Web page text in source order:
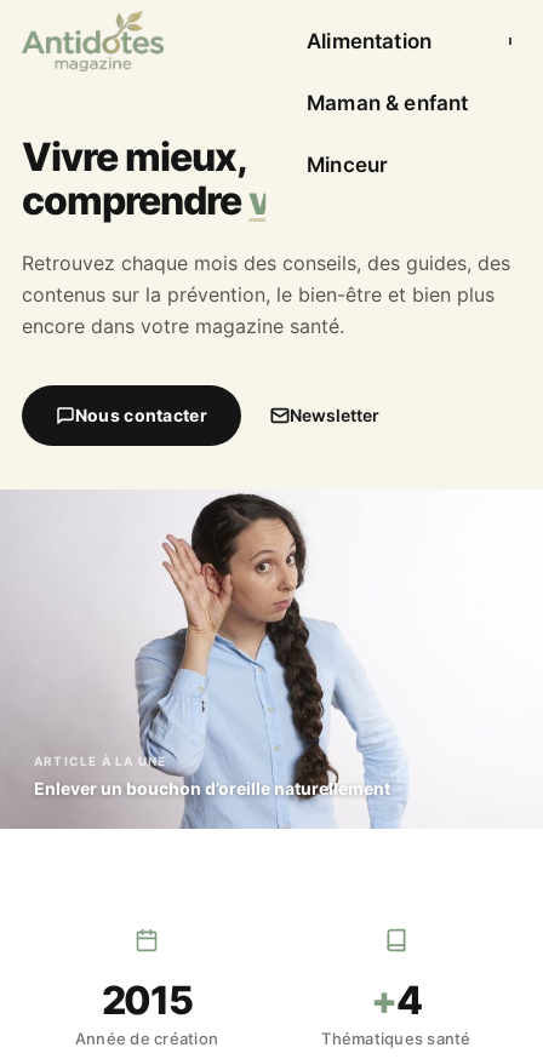
Ouvrir
Alimentation
Maman & enfant
Minceur
Vivre mieux,
comprendrevotre santé
Retrouvez chaque mois des conseils, des guides, des
contenus sur la prévention, le bien-être et bien plus
encore dans votre magazine santé.
Nous contacter Newsletter
ARTICLE À LA UNE
Enlever un bouchon d’oreille naturellement
2015
Année de création
+4
Thématiques santé